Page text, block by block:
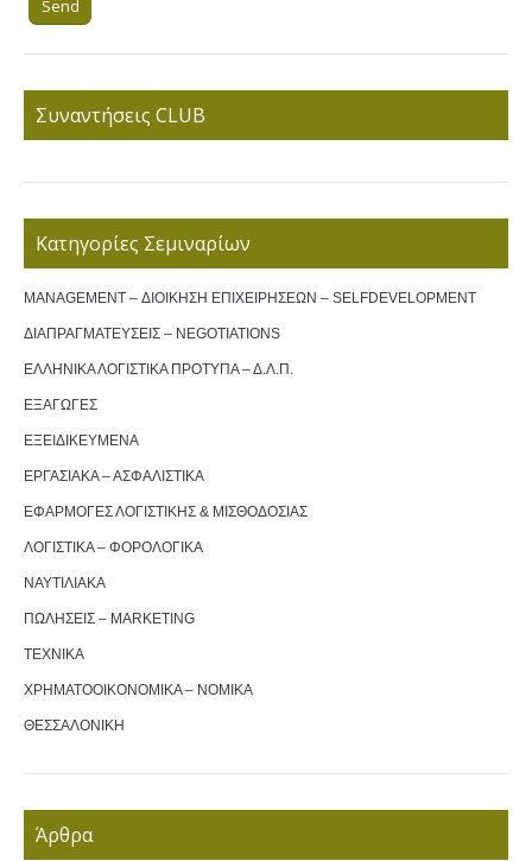
Συναντήσεις CLUB
Κατηγορίες Σεμιναρίων
MANAGEMENT – ΔΙΟΙΚΗΣΗ ΕΠΙΧΕΙΡΗΣΕΩΝ – SELFDEVELOPMENT
ΔΙΑΠΡΑΓΜΑΤΕΥΣΕΙΣ – NEGOTIATIONS
ΕΛΛΗΝΙΚΑ ΛΟΓΙΣΤΙΚΑ ΠΡΟΤΥΠΑ – Δ.Λ.Π.
ΕΞΑΓΩΓΕΣ
ΕΞΕΙΔΙΚΕΥΜΕΝΑ
ΕΡΓΑΣΙΑΚΑ – ΑΣΦΑΛΙΣΤΙΚΑ
ΕΦΑΡΜΟΓΕΣ ΛΟΓΙΣΤΙΚΗΣ & ΜΙΣΘΟΔΟΣΙΑΣ
ΛΟΓΙΣΤΙΚΑ – ΦΟΡΟΛΟΓΙΚΑ
ΝΑΥΤΙΛΙΑΚΑ
ΠΩΛΗΣΕΙΣ – MARKETING
ΤΕΧΝΙΚΑ
ΧΡΗΜΑΤΟΟΙΚΟΝΟΜΙΚΑ – ΝΟΜΙΚΑ
ΘΕΣΣΑΛΟΝΙΚΗ
Άρθρα